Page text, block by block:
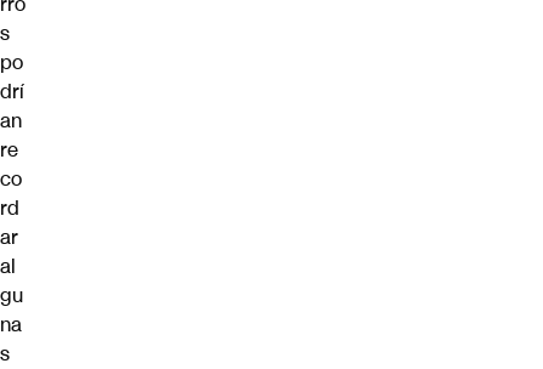
s
po
drí
an
re
co
rd
ar
al
gu
na
s